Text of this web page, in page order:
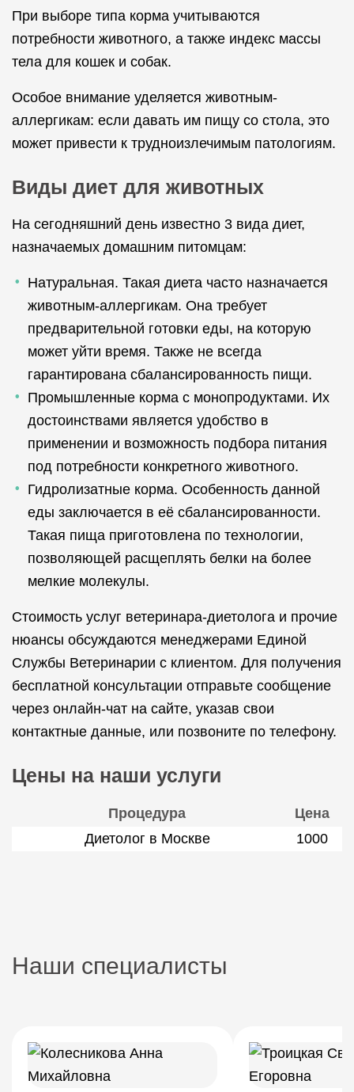
При выборе типа корма учитываются
потребности животного, а также индекс массы
тела для кошек и собак.
Особое внимание уделяется животным-
аллергикам: если давать им пищу со стола, это
может привести к трудноизлечимым патологиям.
Виды диет для животных
На сегодняшний день известно 3 вида диет,
назначаемых домашним питомцам:
Натуральная. Такая диета часто назначается
животным-аллергикам. Она требует
предварительной готовки еды, на которую
может уйти время. Также не всегда
гарантирована сбалансированность пищи.
Промышленные корма с монопродуктами. Их
достоинствами является удобство в
применении и возможность подбора питания
под потребности конкретного животного.
Гидролизатные корма. Особенность данной
еды заключается в её сбалансированности.
Такая пища приготовлена по технологии,
позволяющей расщеплять белки на более
мелкие молекулы.
Стоимость услуг ветеринара-диетолога и прочие
нюансы обсуждаются менеджерами Единой
Службы Ветеринарии с клиентом. Для получения
бесплатной консультации отправьте сообщение
через онлайн-чат на сайте, указав свои
контактные данные, или позвоните по телефону.
Цены на наши услуги
Процедура
Цена
Диетолог в Москве
1000
Наши специалисты